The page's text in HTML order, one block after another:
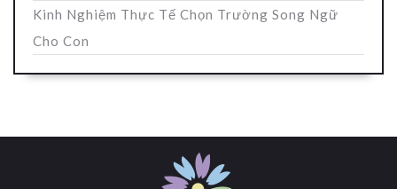
Kinh Nghiệm Thực Tế Chọn Trường Song Ngữ
Cho Con